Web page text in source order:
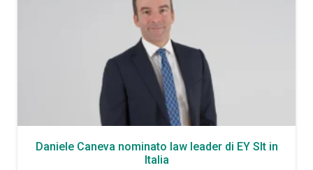
Daniele Caneva nominato law leader di EY Slt in
Italia